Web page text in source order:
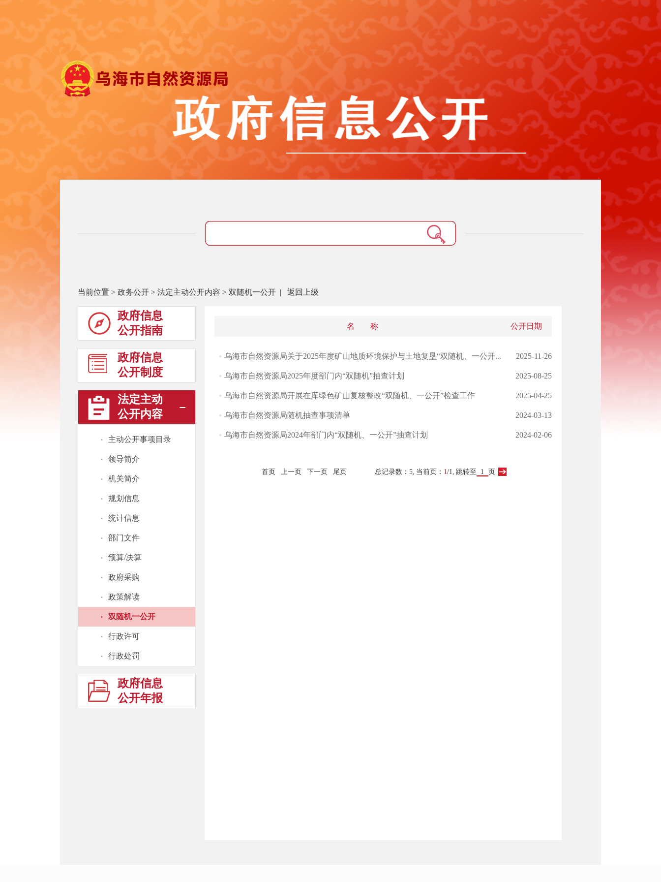
当前位置 > 政务公开 > 法定主动公开内容 > 双随机一公开 | 返回上级
政府信息
公开指南
政府信息
公开制度
法定主动
公开内容
· 主动公开事项目录
· 领导简介
· 机关简介
· 规划信息
· 统计信息
· 部门文件
· 预算/决算
· 政府采购
· 政策解读
· 双随机一公开
· 行政许可
· 行政处罚
政府信息
公开年报
名 称 公开日期
乌海市自然资源局关于2025年度矿山地质环境保护与土地复垦“双随机、一公开... 2025-11-26
乌海市自然资源局2025年度部门内“双随机”抽查计划 2025-08-25
乌海市自然资源局开展在库绿色矿山复核整改“双随机、一公开”检查工作 2025-04-25
乌海市自然资源局随机抽查事项清单 2024-03-13
乌海市自然资源局2024年部门内“双随机、一公开”抽查计划 2024-02-06
首页 上一页 下一页 尾页 总记录数：5, 当前页： 1/1, 跳转至 页